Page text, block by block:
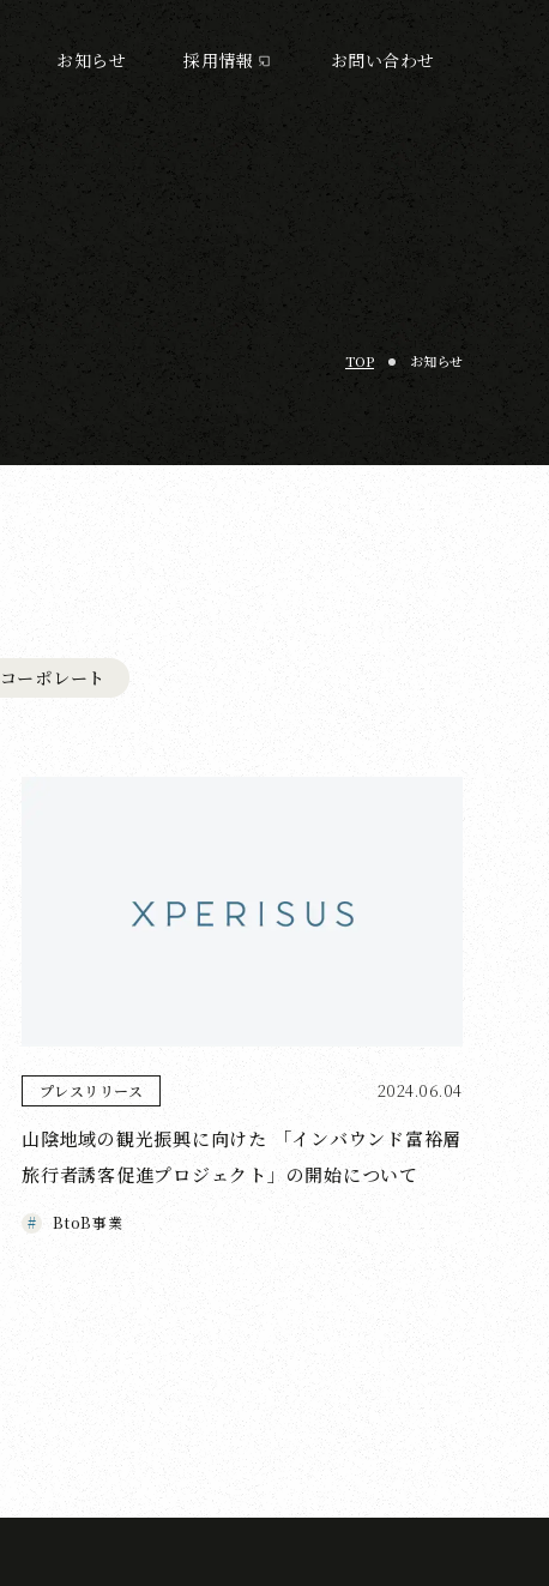
お知らせ 採用情報 お問い合わせ
TOP お知らせ
コーポレート
プレスリリース 2024.06.04
山陰地域の観光振興に向けた 「インバウンド富裕層
旅行者誘客促進プロジェクト」の開始について
BtoB事業